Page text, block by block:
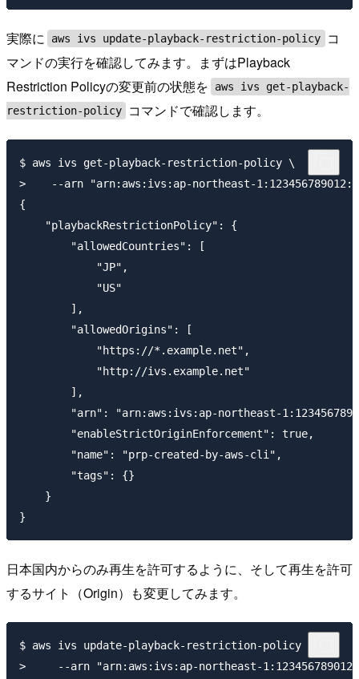
実際に aws ivs update-playback-restriction-policy
コ
マンドの実行を確認してみます。まずはPlayback
Restriction Policyの変更前の状態を
aws ivs get-playback-
restriction-policy
コマンドで確認します。
$ aws ivs get-playback-restriction-policy \
>    --arn "arn:aws:ivs:ap-northeast-
{
    "playbackRestrictionPolicy": {
        "allowedCountries": [
            "JP",
            "US"
        ],
        "allowedOrigins": [
            "https://*.example.net",
            "http://ivs.example.net"
        ],
"arn": "arn:aws:ivs:ap-northeast-
        "enableStrictOriginEnforcement": true,
        "name": "prp-created-by-aws-cli",
        "tags": {}
    }
日本国内からのみ再生を許可するように、そして再生を許可
するサイト（Origin）も変更してみます。
$ aws ivs update-playback-restriction-policy \
>     --arn "arn:aws:ivs:ap-northeast-